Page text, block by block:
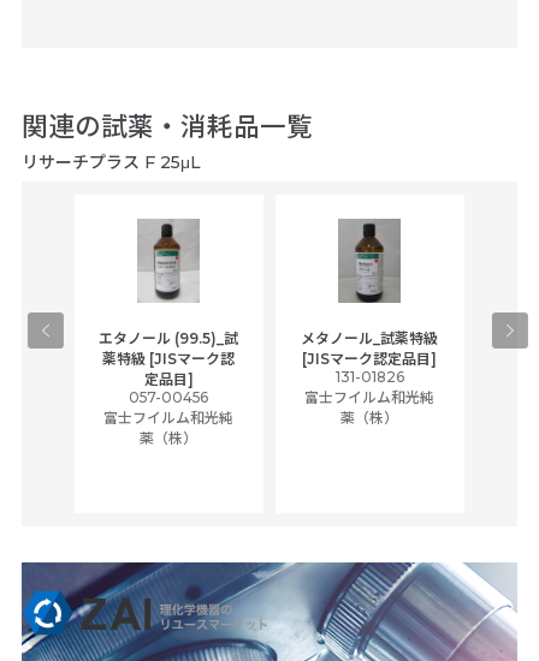
関連の試薬・消耗品一覧
リサーチプラス F 25μL
エタノール (99.5)_試
薬特級 [JISマーク認
定品目]
057-00456
富士フイルム和光純
薬（株）
メタノール_試薬特級
[JISマーク認定品目]
131-01826
富士フイルム和光純
薬（株）
ア